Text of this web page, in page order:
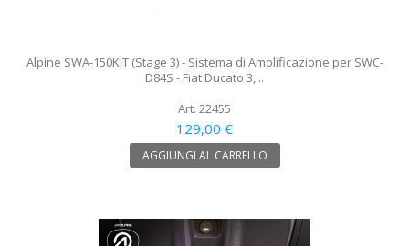
Alpine SWA-150KIT (Stage 3) - Sistema di Amplificazione per SWC-
D84S - Fiat Ducato 3,...
Art. 22455
129,00 €
AGGIUNGI AL CARRELLO